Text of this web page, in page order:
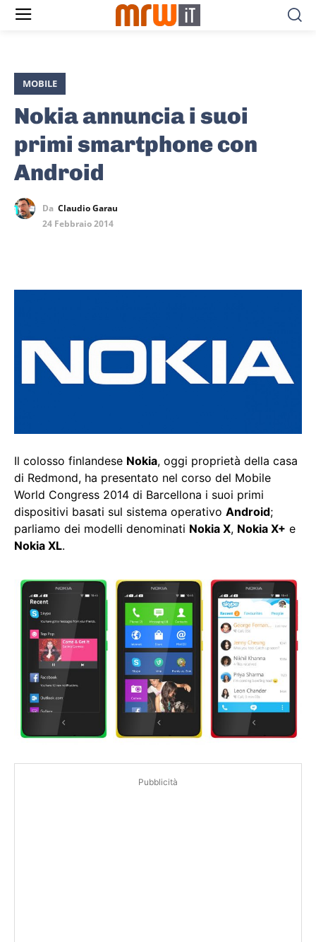
MOBILE
Nokia annuncia i suoi
primi smartphone con
Android
Da Claudio Garau
24 Febbraio 2014
Il colosso finlandese Nokia, oggi proprietà della casa
di Redmond, ha presentato nel corso del Mobile
World Congress 2014 di Barcellona i suoi primi
dispositivi basati sul sistema operativo Android;
parliamo dei modelli denominati Nokia X, Nokia X+ e
Nokia XL.
Pubblicità